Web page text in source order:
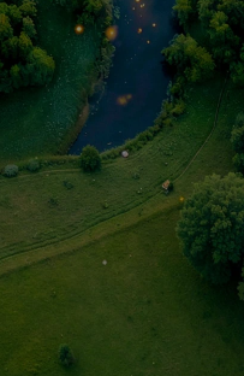
Лаб», УНП 191700409,
- Минский горисполком
Беларусь, г. Минск,
2, пом. 16 | info@relax.by